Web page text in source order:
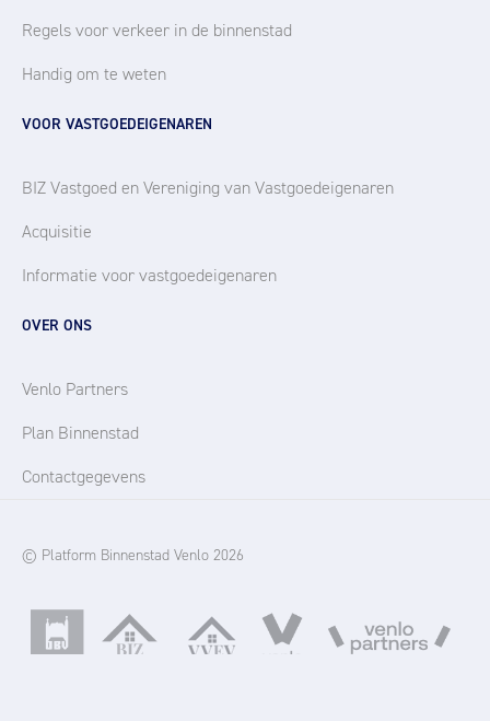
Regels voor verkeer in de binnenstad
Handig om te weten
VOOR VASTGOEDEIGENAREN
BIZ Vastgoed en Vereniging van Vastgoedeigenaren
Acquisitie
Informatie voor vastgoedeigenaren
OVER ONS
Venlo Partners
Plan Binnenstad
Contactgegevens
© Platform Binnenstad Venlo 2026